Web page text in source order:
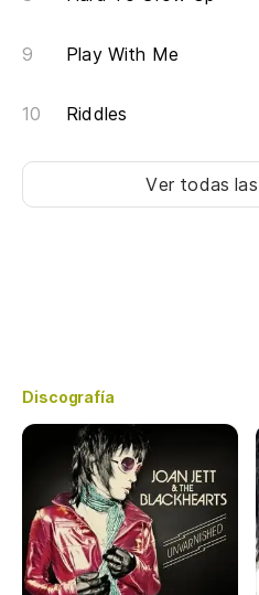
Play With Me
Riddles
Ver todas
Discografía